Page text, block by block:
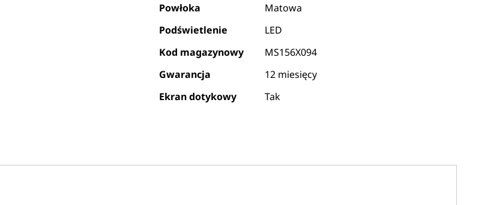
Powłoka
Matowa
Podświetlenie
LED
Kod magazynowy
MS156X094
Gwarancja
12 miesięcy
Ekran dotykowy
Tak